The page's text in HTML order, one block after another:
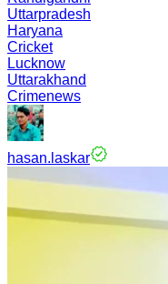
Uttarpradesh
Haryana
Cricket
Lucknow
Uttarakhand
Crimenews
hasan.laskar